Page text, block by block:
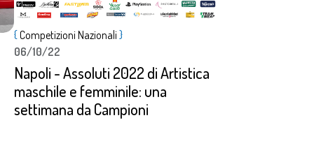
Dettagli
{Competizioni Nazionali }
06/10/22
Napoli - Assoluti 2022 di Artistica
maschile e femminile: una
settimana da Campioni